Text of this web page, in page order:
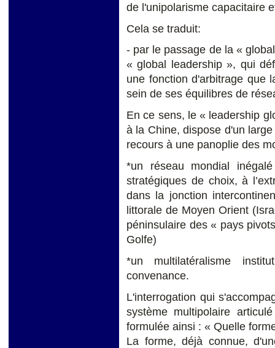
de l'unipolarisme capacitaire
Cela se traduit:
- par le passage de la «
« global leadership », qui
une fonction d'arbitrage que
sein de ses équilibres de
En ce sens, le « leadership
à la Chine, dispose d'un
recours à une panoplie des
*un réseau mondial
stratégiques de choix, à
dans la jonction
littorale de Moyen Orient
péninsulaire des « pays
Golfe)
*un multilatéralisme
convenance.
L'interrogation qui
système multipolaire
formulée ainsi : « Quelle
La forme, déjà connue,